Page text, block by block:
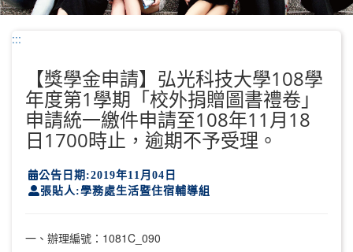
:::
【獎學金申請】弘光科技大學108學
年度第1學期「校外捐贈圖書禮卷」
申請統一繳件申請至108年11月18
日1700時止，逾期不予受理。
公告日期:2019年11月04日
張貼人:學務處生活暨住宿輔導組
一、辦理編號：1081C_090